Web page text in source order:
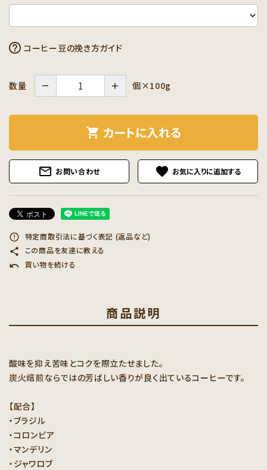
コーヒー豆の挽き方ガイド
数量 － ＋ 個×100g
shopping_cart カートに入れる
mail_outline お問い合わせ favorite
error_outline 特定商取引法に基づく表記 (返品など)
share この商品を友達に教える
undo 買い物を続ける
商品説明
酸味を抑え苦味とコクを際立たせました。
炭火焙煎ならではの芳ばしい香りが良く出ているコーヒーです。
【配合】
・ブラジル
・コロンビア
・マンデリン
・ジャワロブ